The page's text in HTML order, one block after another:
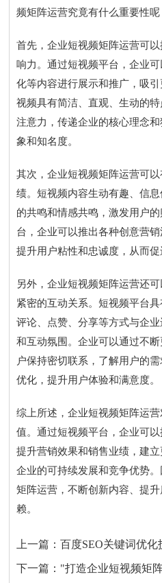
频矩阵运营究竟有什么重要性呢
首先，企业短视频矩阵运营可
响力。通过短视频平台，企业
化等内容进行展示和推广，吸
视频具有简洁、直观、生动的
注意力，传递企业的核心理念
象和知名度。
其次，企业短视频矩阵运营可
绩。短视频内容生动有趣、信
的共鸣和情感共鸣，激发用户
台，企业可以推出各种创意营
提升用户粘性和忠诚度，从而促
另外，企业短视频矩阵运营还
紧密的互动关系。短视频平台
评论、点赞、分享等方式与企
和互动氛围。企业可以通过不
户保持密切联系，了解用户的
优化，提升用户体验和满意度。
综上所述，企业短视频矩阵运
值。通过短视频平台，企业可
提升营销效果和销售业绩，建
企业的可持续发展和竞争优势
矩阵运营，不断创新内容、提
赖。
上一篇：百度SEO关键词优化
下一篇： "打造企业短视频矩